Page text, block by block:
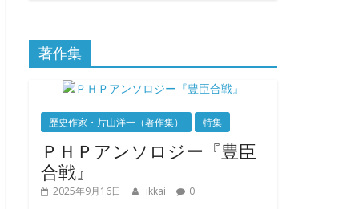
著作集
歴史作家・片山洋一（著作集） 特集
ＰＨＰアンソロジー『豊臣
合戦』
2025年9月16日 ikkai 0